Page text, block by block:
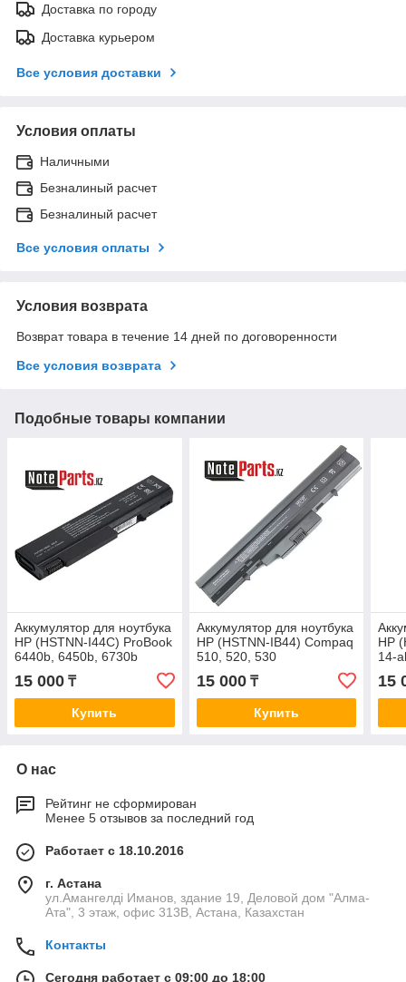
Доставка по городу
Доставка курьером
Все условия доставки
Условия оплаты
Наличными
Безналиный расчет
Безналиный расчет
Все условия оплаты
Условия возврата
Возврат товара в течение 14 дней по договоренности
Все условия возврата
Подобные товары компании
Аккумулятор для ноутбука
HP (HSTNN-I44C) ProBook
6440b, 6450b, 6730b
15 000 ₸
Купить
Аккумулятор для ноутбука
HP (HSTNN-IB44) Compaq
510, 520, 530
15 000₸
Купить
HP
14-
15
О нас
Рейтинг не сформирован
Менее 5 отзывов за последний год
Работает с 18.10.2016
г. Астана
ул.Амангелді Иманов, здание 19, Деловой дом "Алма-
Ата", 3 этаж, офис 313В, Астана, Казахстан
Контакты
Сегодня работает с 09:00 до 18:00